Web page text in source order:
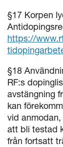
§17 Korpen
https://
§18
RF:s
avstängning
kan
vid
att bli testad
från fortsatt